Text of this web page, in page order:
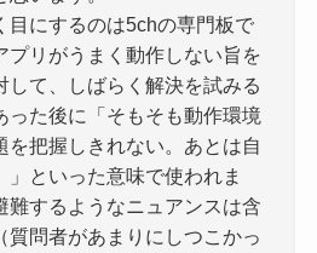
目にするのは5chの専門板で
プリがうまく動作しない旨を
して、しばらく解決を試みる
った後に「そもそも動作環境
を把握しきれない。あとは自
」といった意味で使われま
難するようなニュアンスは含
質問者があまりにしつこかっ